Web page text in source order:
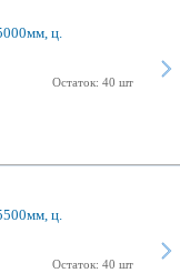
ц.
Остаток: 40 шт
ц.
Остаток: 40 шт